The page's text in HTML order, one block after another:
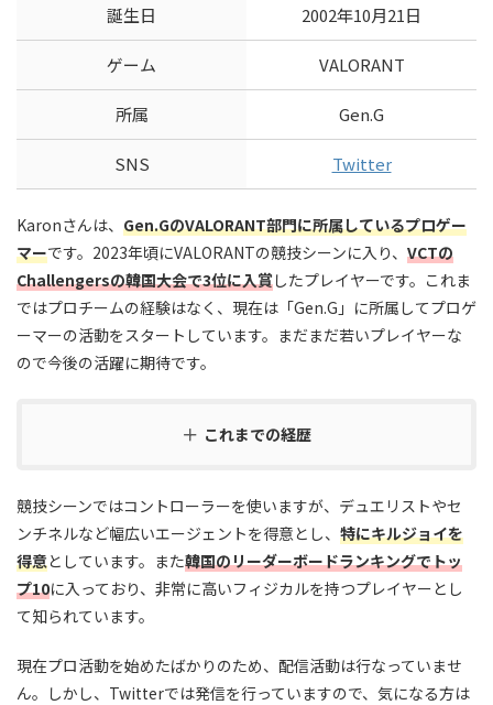
誕生日 2002年10月21日
ゲーム VALORANT
所属 Gen.G
SNS Twitter
Karonさんは、 Gen.GのVALORANT部門に所属しているプロゲー
マーです。2023年頃にVALORANTの競技シーンに入り、 VCTの
Challengersの韓国大会で3位に入賞したプレイヤーです。これま
ではプロチームの経験はなく、現在は「Gen.G」に所属してプロゲ
ーマーの活動をスタートしています。まだまだ若いプレイヤーな
ので今後の活躍に期待です。
これまでの経歴
競技シーンではコントローラーを使いますが、デュエリストやセ
ンチネルなど幅広いエージェントを得意とし、 特にキルジョイを
得意としています。また韓国のリーダーボードランキングでトッ
プ10に入っており、非常に高いフィジカルを持つプレイヤーとし
て知られています。
現在プロ活動を始めたばかりのため、配信活動は行なっていませ
ん。しかし、Twitterでは発信を行っていますので、気になる方は